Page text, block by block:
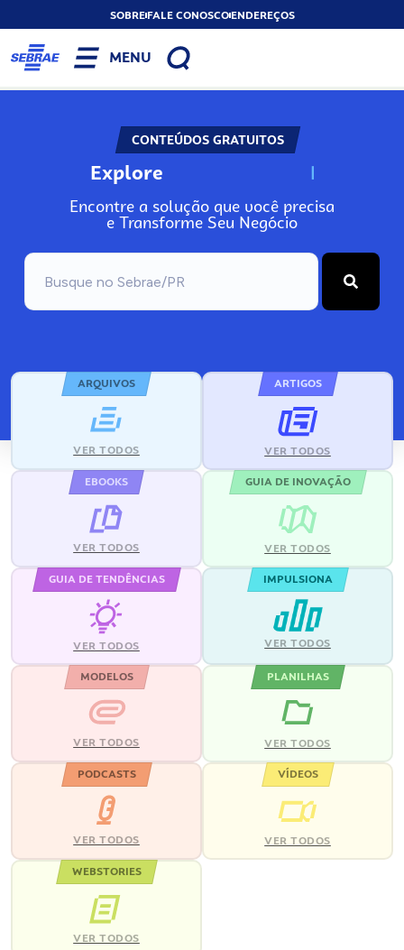
SOBREFALE CONOSCOENDEREÇOS
MENU
CONTEÚDOS GRATUITOS
Explore N
Encontre a solução que você precisa
e Transforme Seu Negócio
ARQUIVOS
VER TODOS
ARTIGOS
VER TODOS
EBOOKS
VER TODOS
GUIA DE INOVAÇÃO
VER TODOS
GUIA DE TENDÊNCIAS
VER TODOS
IMPULSIONA
VER TODOS
MODELOS
VER TODOS
PLANILHAS
VER TODOS
PODCASTS
VER TODOS
VÍDEOS
VER TODOS
WEBSTORIES
VER TODOS